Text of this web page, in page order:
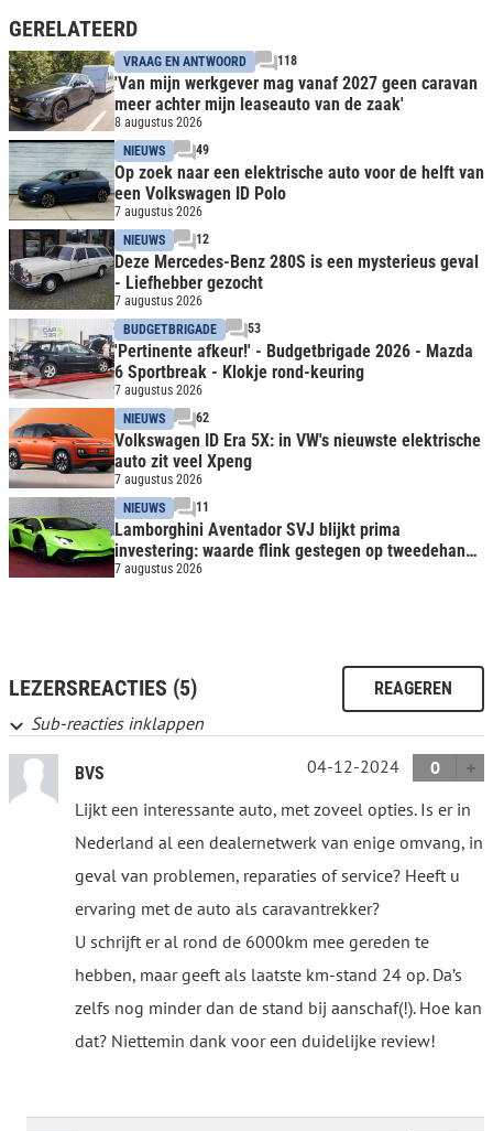
GERELATEERD
VRAAG EN ANTWOORD 118
'Van mijn werkgever mag vanaf 2027 geen caravan
meer achter mijn leaseauto van de zaak'
8 augustus 2026
NIEUWS
49
Op zoek naar een elektrische auto voor de helft van
een Volkswagen ID Polo
7 augustus 2026
NIEUWS
12
Deze Mercedes-Benz 280S is een mysterieus geval
- Liefhebber gezocht
7 augustus 2026
BUDGETBRIGADE
53
'Pertinente afkeur!' - Budgetbrigade 2026 - Mazda
6 Sportbreak - Klokje rond-keuring
7 augustus 2026
NIEUWS
62
Volkswagen ID Era 5X: in VW's nieuwste elektrische
auto zit veel Xpeng
7 augustus 2026
NIEUWS
11
Lamborghini Aventador SVJ blijkt prima
investering: waarde flink gestegen op tweedehands
markt
7 augustus 2026
LEZERSREACTIES (5) REAGEREN
Sub-reacties inklappen
BVS 04-12-2024
0
Lijkt een interessante auto, met zoveel opties. Is er in
Nederland al een dealernetwerk van enige omvang, in
geval van problemen, reparaties of service? Heeft u
ervaring met de auto als caravantrekker?
U schrijft er al rond de 6000km mee gereden te
hebben, maar geeft als laatste km-stand 24 op. Da’s
zelfs nog minder dan de stand bij aanschaf(!). Hoe kan
dat? Niettemin dank voor een duidelijke review!